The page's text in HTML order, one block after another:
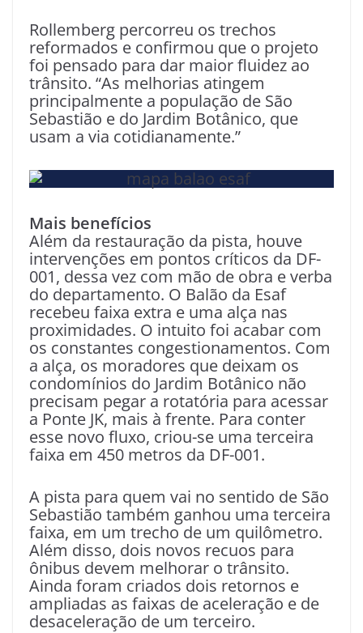
Rollemberg percorreu os trechos
reformados e confirmou que o projeto
foi pensado para dar maior fluidez ao
trânsito. “As melhorias atingem
principalmente a população de São
Sebastião e do Jardim Botânico, que
usam a via cotidianamente.”
Mais benefícios
Além da restauração da pista, houve
intervenções em pontos críticos da DF-
001, dessa vez com mão de obra e verba
do departamento. O Balão da Esaf
recebeu faixa extra e uma alça nas
proximidades. O intuito foi acabar com
os constantes congestionamentos. Com
a alça, os moradores que deixam os
condomínios do Jardim Botânico não
precisam pegar a rotatória para acessar
a Ponte JK, mais à frente. Para conter
esse novo fluxo, criou-se uma terceira
faixa em 450 metros da DF-001.
A pista para quem vai no sentido de São
Sebastião também ganhou uma terceira
faixa, em um trecho de um quilômetro.
Além disso, dois novos recuos para
ônibus devem melhorar o trânsito.
Ainda foram criados dois retornos e
ampliadas as faixas de aceleração e de
desaceleração de um terceiro.